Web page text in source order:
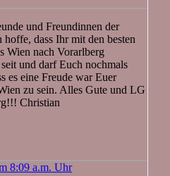
und Freundinnen der
dass Ihr mit den besten
Wien nach Vorarlberg
und darf Euch nochmals
es eine Freude war Euer
zu sein. Alles Gute und LG
Christian
8:09 a.m. Uhr